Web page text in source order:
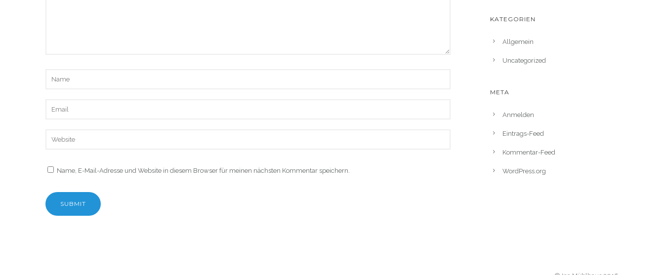
Name, E-Mail-Adresse und Website in diesem Browser für meinen nächsten Kommentar speichern.
KATEGORIEN
Allgemein
Uncategorized
META
Anmelden
Eintrags-Feed
Kommentar-Feed
WordPress.org